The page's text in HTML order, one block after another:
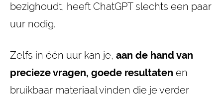
bezighoudt, heeft ChatGPT slechts een paar
uur nodig.
Zelfs in één uur kan je, aan de hand van
precieze vragen, goede resultaten en
bruikbaar materiaal vinden die je verder